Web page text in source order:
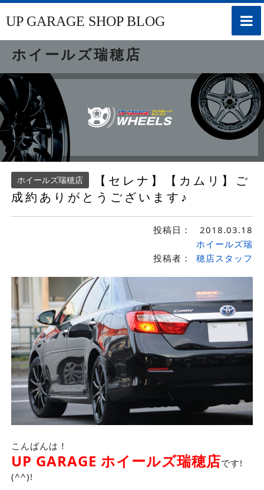
toggle
UP GARAGE SHOP BLOG
ホイールズ瑞穂店
ホイールズ瑞穂店
【セレナ】【カムリ】ご
成約ありがとうございます♪
投稿日： 2018.03.18
投稿者：
ホイールズ瑞
穂店スタッフ
こんばんは！
UP GARAGE ホイールズ瑞穂店です!
(^^)!